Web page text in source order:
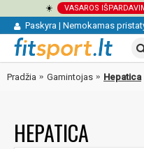
☀️ VASAROS
Paskyra | Nemokamas
Pradžia Gamintojas Hepatica
HEPATICA